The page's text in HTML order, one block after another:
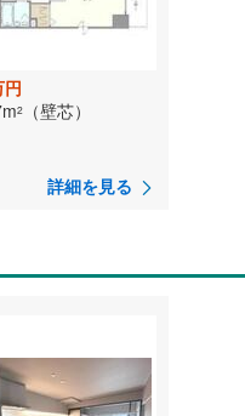
2
（壁芯）
詳細を見る